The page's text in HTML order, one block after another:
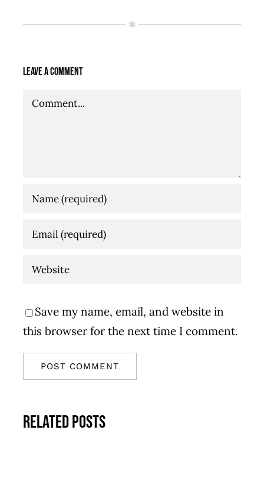
Leave A Comment
Comment
Save my name, email, and website in
this browser for the next time I comment.
Related Posts